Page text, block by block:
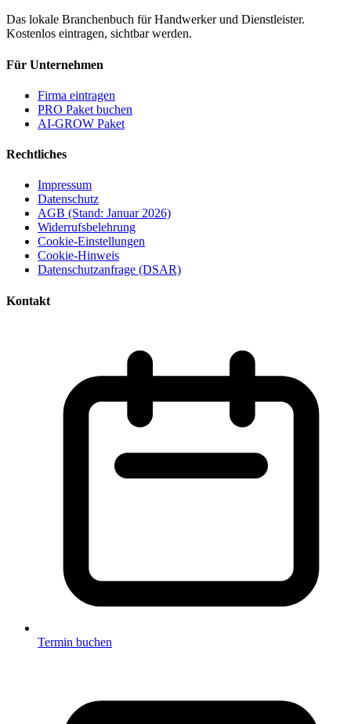
Das lokale Branchenbuch für Handwerker und Dienstleister.
Kostenlos eintragen, sichtbar werden.
Für Unternehmen
Firma eintragen
PRO Paket buchen
AI-GROW Paket
Rechtliches
Impressum
Datenschutz
AGB (Stand: Januar 2026)
Widerrufsbelehrung
Cookie-Einstellungen
Cookie-Hinweis
Datenschutzanfrage (DSAR)
Kontakt
Termin buchen